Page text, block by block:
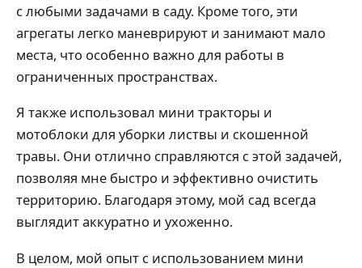
с любыми задачами в саду. Кроме того, эти
агрегаты легко маневрируют и занимают мало
места, что особенно важно для работы в
ограниченных пространствах.
Я также использовал мини тракторы и
мотоблоки для уборки листвы и скошенной
травы. Они отлично справляются с этой задачей,
позволяя мне быстро и эффективно очистить
территорию. Благодаря этому, мой сад всегда
выглядит аккуратно и ухоженно.
В целом, мой опыт с использованием мини